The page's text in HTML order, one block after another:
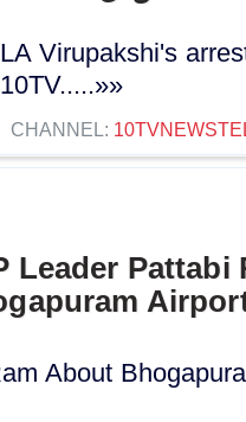
Virupakshi's
CHANNEL:
Leader Pattabi
About